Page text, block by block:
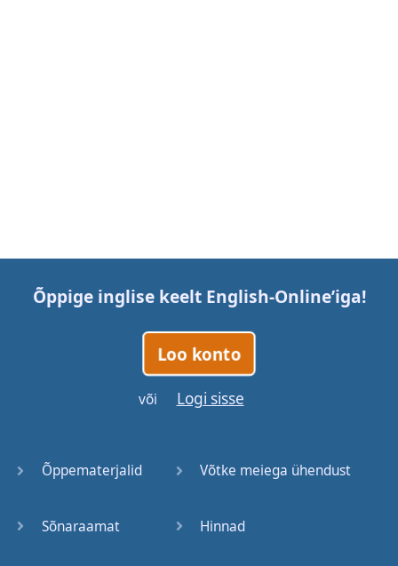
Õppige inglise keelt English-Online’iga!
Loo konto
või Logi sisse
Õppematerjalid
Sõnaraamat
Võtke meiega ühendust
Hinnad